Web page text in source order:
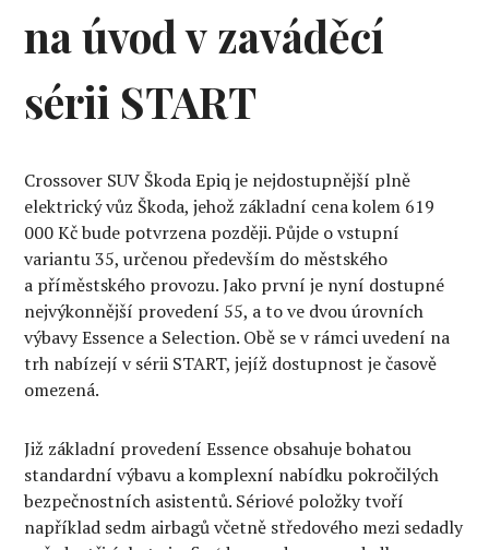
na úvod v zaváděcí
sérii START
Crossover SUV Škoda Epiq je nejdostupnější plně
elektrický vůz Škoda, jehož základní cena kolem 619
000 Kč bude potvrzena později. Půjde o vstupní
variantu 35, určenou především do městského
a příměstského provozu. Jako první je nyní dostupné
nejvýkonnější provedení 55, a to ve dvou úrovních
výbavy Essence a Selection. Obě se v rámci uvedení na
trh nabízejí v sérii START, jejíž dostupnost je časově
omezená.
Již základní provedení Essence obsahuje bohatou
standardní výbavu a komplexní nabídku pokročilých
bezpečnostních asistentů. Sériové položky tvoří
například sedm airbagů včetně středového mezi sedadly